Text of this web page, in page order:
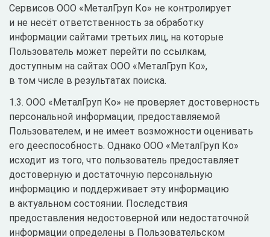
Сервисов ООО «МеталГруп Ко» не контролирует
и не несёт ответственность за обработку
информации сайтами третьих лиц, на которые
Пользователь может перейти по ссылкам,
доступным на сайтах ООО «МеталГруп Ко»,
в том числе в результатах поиска.
1.3. ООО «МеталГруп Ко» не проверяет достоверность
персональной информации, предоставляемой
Пользователем, и не имеет возможности оценивать
его дееспособность. Однако ООО «МеталГруп Ко»
исходит из того, что пользователь предоставляет
достоверную и достаточную персональную
информацию и поддерживает эту информацию
в актуальном состоянии. Последствия
предоставления недостоверной или недостаточной
информации определены в Пользовательском